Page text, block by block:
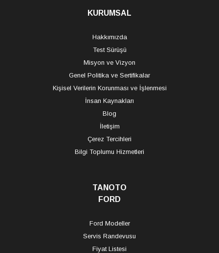
KURUMSAL
Hakkımızda
Test Sürüşü
Misyon ve Vizyon
Genel Politika ve Sertifikalar
Kişisel Verilerin Korunması ve İşlenmesi
İnsan Kaynakları
Blog
İletişim
Çerez Tercihleri
Bilgi Toplumu Hizmetleri
TANOTO
FORD
Ford Modeller
Servis Randevusu
Fiyat Listesi